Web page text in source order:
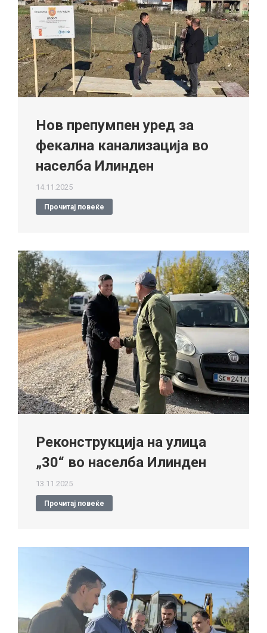
Нов препумпен уред за
фекална канализација во
населба Илинден
14.11.2025
Прочитај повеќе
Реконструкција на улица
„30“ во населба Илинден
13.11.2025
Прочитај повеќе